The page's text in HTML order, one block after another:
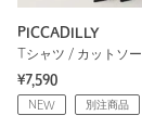
PICCADILLY
Tシャツ / カットソー
¥7,590
NEW 別注商品